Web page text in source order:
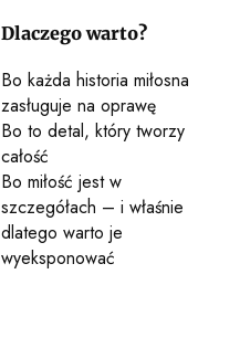
Dlaczego warto?
Bo każda historia miłosna
zasługuje na oprawę
Bo to detal, który tworzy
całość
Bo miłość jest w
szczegółach – i właśnie
dlatego warto je
wyeksponować